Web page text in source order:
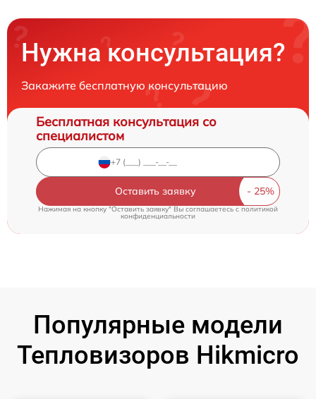
Нужна консультация?
Закажите бесплатную консультацию
Бесплатная консультация со
специалистом
Оставить заявку
Нажимая на кнопку "Оставить заявку" Вы соглашаетесь cполитикой
конфиденциальности
Популярные модели
Тепловизоров Hikmicro